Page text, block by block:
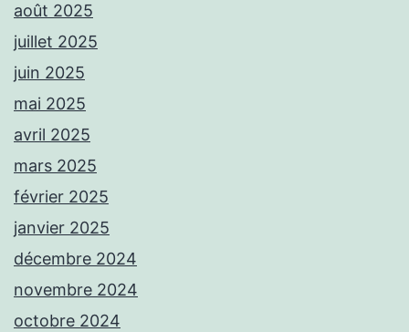
août 2025
juillet 2025
juin 2025
mai 2025
avril 2025
mars 2025
février 2025
janvier 2025
décembre 2024
novembre 2024
octobre 2024